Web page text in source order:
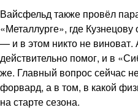
Вайсфельд также провёл
«Металлурге», где
— и в этом никто не
действительно помог, и в
же. Главный вопрос сейчас
форвард, а в том, в какой
на старте сезона.